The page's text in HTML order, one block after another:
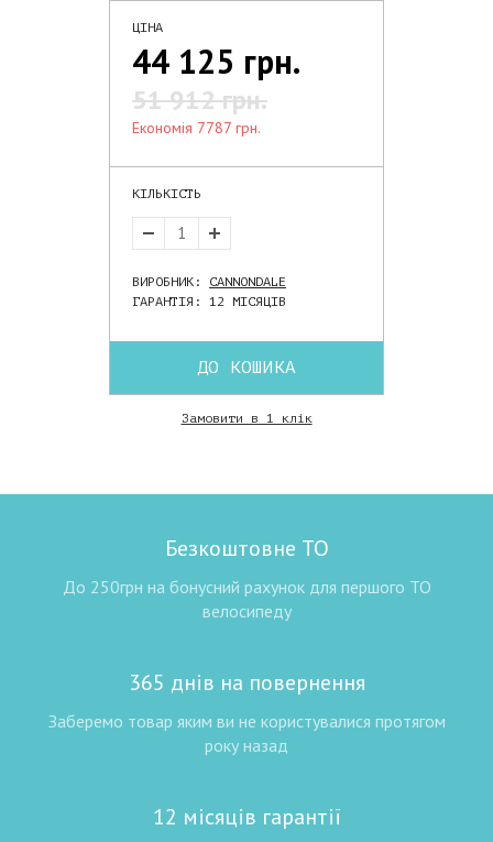
ЦІНА
44 125 грн.
51 912 грн.
економія 7787 грн.
КІЛЬКІСТЬ
ВИРОБНИК: CANNONDALE
ГАРАНТІЯ: 12 МІСЯЦІВ
ДО КОШИКА
Замовити в 1 клік
Безкоштовне ТО
До 250грн на бонусний рахунок для першого ТО
велосипеду
365 днів на повернення
Заберемо товар яким ви не користувалися протягом
року назад
12 місяців гарантії